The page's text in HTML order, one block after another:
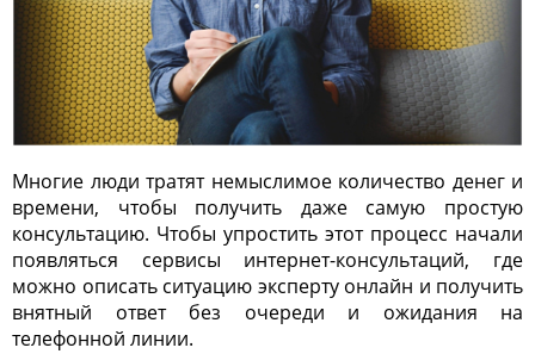
Многие люди тратят немыслимое количество денег и
времени, чтобы получить даже самую простую
консультацию. Чтобы упростить этот процесс начали
появляться сервисы интернет-консультаций, где
можно описать ситуацию эксперту онлайн и получить
внятный ответ без очереди и ожидания на
телефонной линии.